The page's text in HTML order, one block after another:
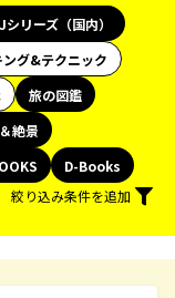
リーズ（国内）
ング&テクニック
旅の図鑑
絶景
D-Books
絞り込み条件を追加